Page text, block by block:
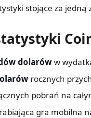
stojące za
dolaróww
rocznych
pobrań na
gra mobilna